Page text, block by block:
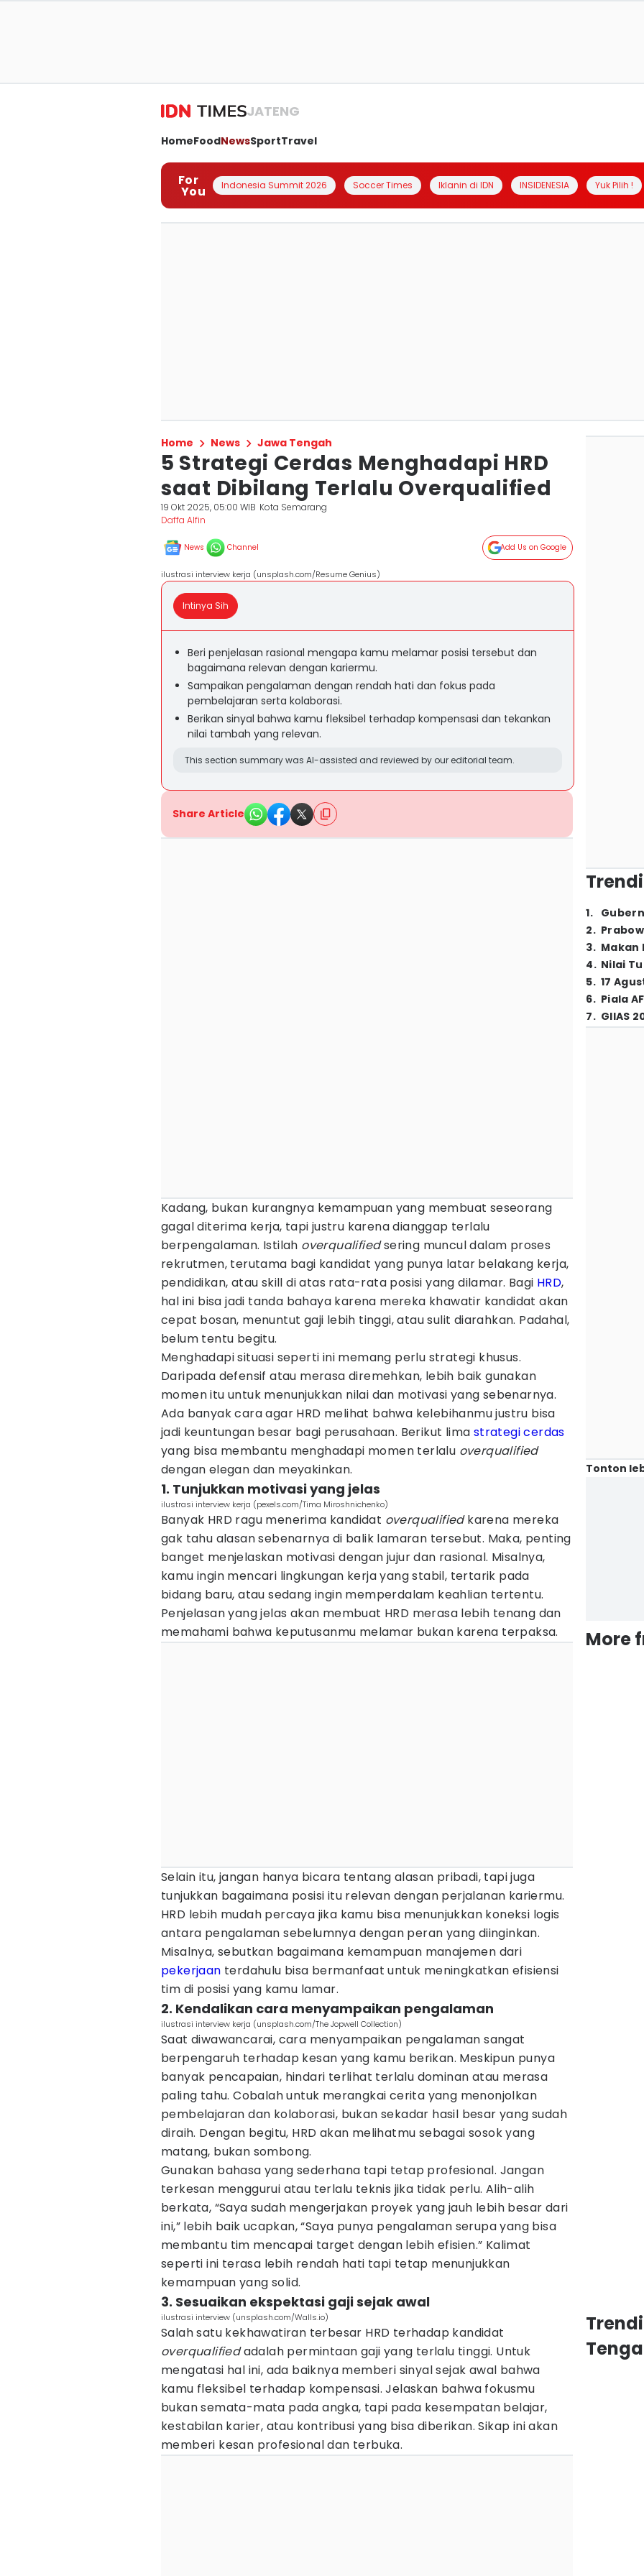
JATENG
HomeFoodNewsSportTravel
For
You Indonesia Summit 2026 Soccer Times Iklanin di IDN INSIDENESIA Yuk Pilih !
Home News Jawa Tengah
5 Strategi Cerdas Menghadapi HRD
saat Dibilang Terlalu Overqualified
19 Okt 2025, 05:00 WIB Kota Semarang
Daffa Alfin
News Channel Add Us on Google
ilustrasi interview kerja (unsplash.com/Resume Genius)
Intinya Sih
Beri penjelasan rasional mengapa kamu melamar posisi tersebut dan
bagaimana relevan dengan kariermu.
Sampaikan pengalaman dengan rendah hati dan fokus pada
pembelajaran serta kolaborasi.
Berikan sinyal bahwa kamu fleksibel terhadap kompensasi dan tekankan
nilai tambah yang relevan.
This section summary was AI-assisted and reviewed by our editorial team.
Share Article
Kadang, bukan kurangnya kemampuan yang membuat seseorang
gagal diterima kerja, tapi justru karena dianggap terlalu
berpengalaman. Istilah overqualifiedsering muncul dalam proses
rekrutmen, terutama bagi kandidat yang punya latar belakang kerja,
pendidikan, atau skill di atas rata-rata posisi yang dilamar. Bagi HRD,
hal ini bisa jadi tanda bahaya karena mereka khawatir kandidat akan
cepat bosan, menuntut gaji lebih tinggi, atau sulit diarahkan. Padahal,
belum tentu begitu.
Menghadapi situasi seperti ini memang perlu strategi khusus.
Daripada defensif atau merasa diremehkan, lebih baik gunakan
momen itu untuk menunjukkan nilai dan motivasi yang sebenarnya.
Ada banyak cara agar HRD melihat bahwa kelebihanmu justru bisa
jadi keuntungan besar bagi perusahaan. Berikut lima strategi cerdas
yang bisa membantu menghadapi momen terlalu overqualified
dengan elegan dan meyakinkan.
1. Tunjukkan motivasi yang jelas
ilustrasi interview kerja (pexels.com/Tima Miroshnichenko)
Banyak HRD ragu menerima kandidat overqualifiedkarena mereka
gak tahu alasan sebenarnya di balik lamaran tersebut. Maka, penting
banget menjelaskan motivasi dengan jujur dan rasional. Misalnya,
kamu ingin mencari lingkungan kerja yang stabil, tertarik pada
bidang baru, atau sedang ingin memperdalam keahlian tertentu.
Penjelasan yang jelas akan membuat HRD merasa lebih tenang dan
memahami bahwa keputusanmu melamar bukan karena terpaksa.
Selain itu, jangan hanya bicara tentang alasan pribadi, tapi juga
tunjukkan bagaimana posisi itu relevan dengan perjalanan kariermu.
HRD lebih mudah percaya jika kamu bisa menunjukkan koneksi logis
antara pengalaman sebelumnya dengan peran yang diinginkan.
Misalnya, sebutkan bagaimana kemampuan manajemen dari
pekerjaan terdahulu bisa bermanfaat untuk meningkatkan efisiensi
tim di posisi yang kamu lamar.
2. Kendalikan cara menyampaikan pengalaman
ilustrasi interview kerja (unsplash.com/The Jopwell Collection)
Saat diwawancarai, cara menyampaikan pengalaman sangat
berpengaruh terhadap kesan yang kamu berikan. Meskipun punya
banyak pencapaian, hindari terlihat terlalu dominan atau merasa
paling tahu. Cobalah untuk merangkai cerita yang menonjolkan
pembelajaran dan kolaborasi, bukan sekadar hasil besar yang sudah
diraih. Dengan begitu, HRD akan melihatmu sebagai sosok yang
matang, bukan sombong.
Gunakan bahasa yang sederhana tapi tetap profesional. Jangan
terkesan menggurui atau terlalu teknis jika tidak perlu. Alih-alih
berkata, “Saya sudah mengerjakan proyek yang jauh lebih besar dari
ini,” lebih baik ucapkan, “Saya punya pengalaman serupa yang bisa
membantu tim mencapai target dengan lebih efisien.” Kalimat
seperti ini terasa lebih rendah hati tapi tetap menunjukkan
kemampuan yang solid.
3. Sesuaikan ekspektasi gaji sejak awal
ilustrasi interview (unsplash.com/Walls.io)
Salah satu kekhawatiran terbesar HRD terhadap kandidat
overqualifiedadalah permintaan gaji yang terlalu tinggi. Untuk
mengatasi hal ini, ada baiknya memberi sinyal sejak awal bahwa
kamu fleksibel terhadap kompensasi. Jelaskan bahwa fokusmu
bukan semata-mata pada angka, tapi pada kesempatan belajar,
kestabilan karier, atau kontribusi yang bisa diberikan. Sikap ini akan
memberi kesan profesional dan terbuka.
1.
2.
3. Makan
4. Nilai
5. 17
6. Piala
7. GIIAS
Tonton
More